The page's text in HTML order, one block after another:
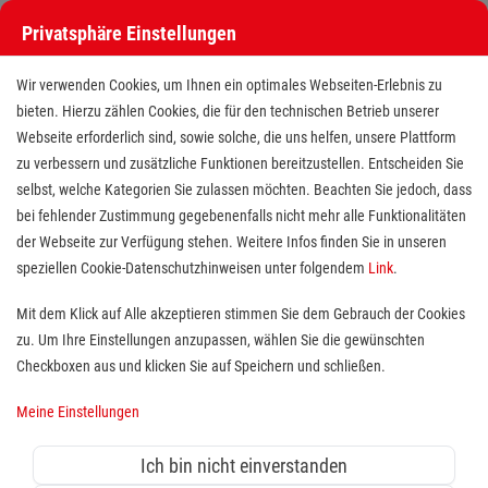
Stellenangebote bei den Maltesern
Stellenangebote bei den Maltesern
Finde deutschlandweit offene Stellen bei einem der größten
Arbeitgeber im Gesundheits- und Sozialwesen in Vollzeit,
Teilzeit, als Minijob, Trainee oder FSJ!
Suche
Jobs suchen
Privatsphäre Einstellungen
Wir verwenden Cookies, um Ihnen ein optimales Webseiten-Erlebnis zu
bieten. Hierzu zählen Cookies, die für den technischen Betrieb unserer
Webseite erforderlich sind, sowie solche, die uns helfen, unsere Plattform
zu verbessern und zusätzliche Funktionen bereitzustellen. Entscheiden Sie
selbst, welche Kategorien Sie zulassen möchten. Beachten Sie jedoch, dass
bei fehlender Zustimmung gegebenenfalls nicht mehr alle Funktionalitäten
der Webseite zur Verfügung stehen. Weitere Infos finden Sie in unseren
speziellen Cookie-Datenschutzhinweisen unter folgendem Link.
Mit dem Klick auf Alle akzeptieren stimmen Sie dem Gebrauch der Cookies
zu. Um Ihre Einstellungen anzupassen, wählen Sie die gewünschten
Checkboxen aus und klicken Sie auf Speichern und schließen.
Meine Einstellungen
Ich bin nicht einverstanden